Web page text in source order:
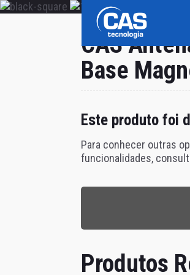
CAS
Base
Este produto foi
Para conhecer outras
funcionalidades,
Produtos